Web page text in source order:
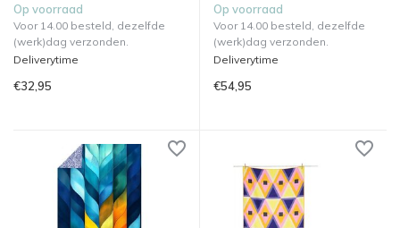
Op voorraad
Voor 14.00 besteld, dezelfde
(werk)dag verzonden.
Deliverytime
€32,95
Op voorraad
Voor 14.00 besteld, dezelfde
(werk)dag verzonden.
Deliverytime
€54,95